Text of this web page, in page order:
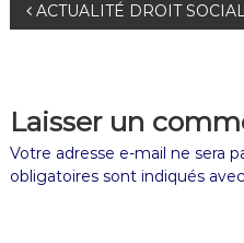
ACTUALITÉ DROIT
Laisser un
Votre adresse e-mail ne sera
obligatoires sont indiqués avec